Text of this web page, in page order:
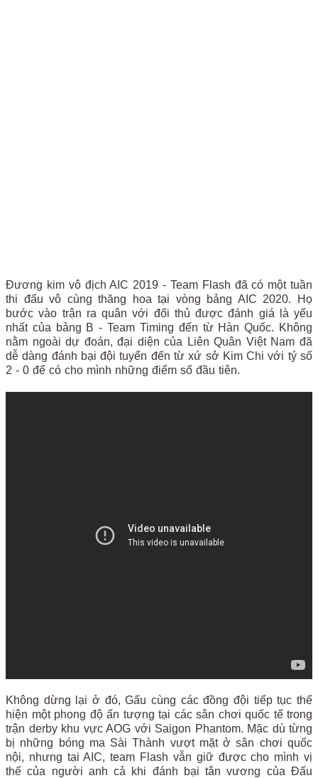
Đương kim vô địch AIC 2019 - Team Flash đã có một tuần
thi đấu vô cùng thăng hoa tại vòng bảng AIC 2020. Họ
bước vào trận ra quân với đối thủ được đánh giá là yếu
nhất của bảng B - Team Timing đến từ Hàn Quốc. Không
nằm ngoài dự đoán, đại diện của Liên Quân Việt Nam đã
dễ dàng đánh bại đội tuyển đến từ xứ sở Kim Chi với tỷ số
2 - 0 để có cho mình những điểm số đầu tiên.
Không dừng lại ở đó, Gấu cùng các đồng đội tiếp tục thể
hiện một phong độ ấn tượng tại các sân chơi quốc tế trong
trận derby khu vực AOG với Saigon Phantom. Mặc dù từng
bị những bóng ma Sài Thành vượt mặt ở sân chơi quốc
nội, nhưng tại AIC, team Flash vẫn giữ được cho mình vị
thế của người anh cả khi đánh bại tân vương của Đấu